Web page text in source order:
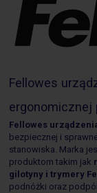
Fellowes
ergonomicznej
Fellowes
bezpiecznej i
stanowiska. Marka
produktom takim jak
gilotyny i trymery
podnóżki oraz